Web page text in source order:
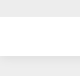
Gelar Lomba